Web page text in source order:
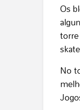
Os
No